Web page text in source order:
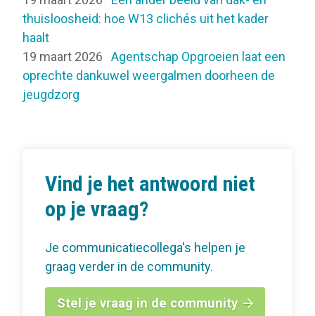
thuisloosheid: hoe W13 clichés uit het kader
haalt
19 maart 2026
Agentschap Opgroeien laat een
oprechte dankuwel weergalmen doorheen de
jeugdzorg
Vind je het antwoord niet
op je vraag?
Je communicatiecollega's helpen je
graag verder in de community.
Stel je vraag in de community